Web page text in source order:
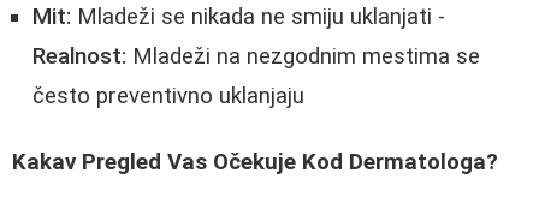
Mit: Mladeži se nikada ne smiju uklanjati -
Realnost: Mladeži na nezgodnim mestima se
često preventivno uklanjaju
Kakav Pregled Vas Očekuje Kod Dermatologa?